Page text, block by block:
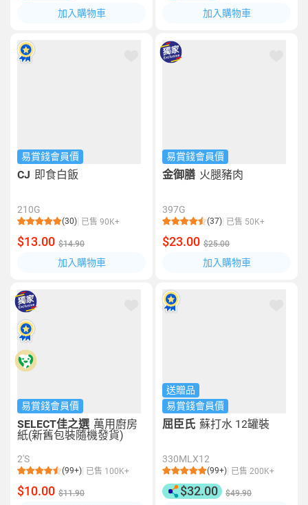
加入購物車 加入購物車
易賞錢會員價
CJ 即食白飯
210G
(30) 已售 90K+
$13.00 $14.90
加入購物車
易賞錢會員價
金御膳 火腿豬肉
397G
(37) 已售 50K+
$23.00 $25.00
加入購物車
易賞錢會員價
SELECT佳之選 萬用廚房
紙(新舊包裝隨機發貨)
2'S
(99+) 已售 100K+
$10.00 $11.90
送贈品
易賞錢會員價
屈臣氏 蘇打水 12罐裝
330MLX12
(99+) 已售 200K+
$32.00 $49.90